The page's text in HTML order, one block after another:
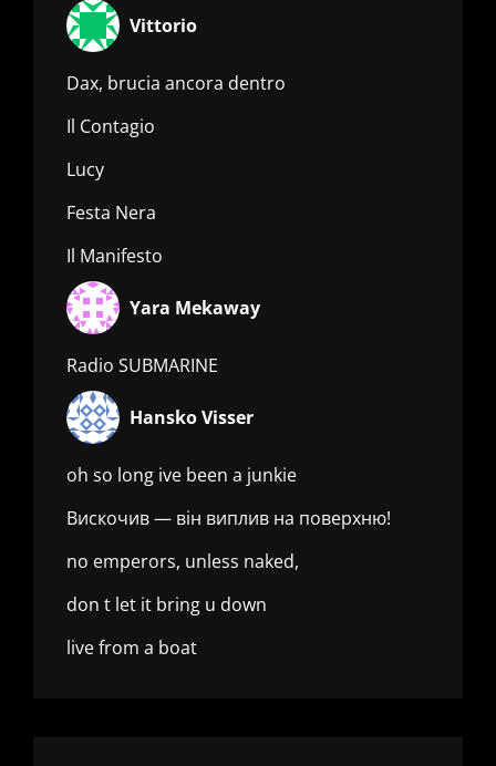
Vittorio
Dax, brucia ancora dentro
Il Contagio
Lucy
Festa Nera
Il Manifesto
Yara Mekaway
Radio SUBMARINE
Hansko Visser
oh so long ive been a junkie
Вискочив — він виплив на поверхню!
no emperors, unless naked,
don t let it bring u down
live from a boat